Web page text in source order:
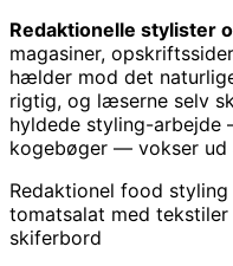
Redaktionelle stylister
magasiner,
hælder mod det
rigtig, og læserne selv
hyldede styling-arbejde
kogebøger — vokser ud
Redaktionel food
tomatsalat med
skiferbord